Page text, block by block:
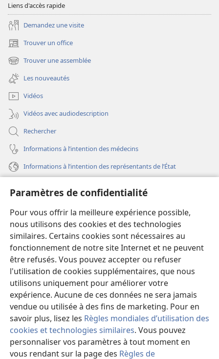
Paramètres de confidentialité
Pour vous offrir la meilleure expérience possible,
nous utilisons des cookies et des technologies
similaires. Certains cookies sont nécessaires au
fonctionnement de notre site Internet et ne peuvent
être refusés. Vous pouvez accepter ou refuser
l'utilisation de cookies supplémentaires, que nous
utilisons uniquement pour améliorer votre
expérience. Aucune de ces données ne sera jamais
vendue ou utilisée à des fins de marketing. Pour en
savoir plus, lisez les Règles mondiales d’utilisation des
cookies et technologies similaires. Vous pouvez
personnaliser vos paramètres à tout moment en
vous rendant sur la page des Règles de
corruption ?
corruption ?
Liens d'accès rapide
Demandez une visite
Trouver un office
(ouvre
une
nouvelle
fenêtre)
Trouver une assemblée
(ouvre
une
nouvelle
fenêtre)
Les nouveautés
Vidéos
Vidéos avec audiodescription
Rechercher
Informations à l’intention des médecins
Informations à l’intention des représentants de l’État
(ouvre
une
nouvelle
fenêtre)
Bibliothèque en ligne
(ouvre
une
nouvelle
fenêtre)
JW Hub®
(ouvre
une
nouvelle
fenêtre)
JW Library
Watchtower Library
Copyright© 2026 Watch Tower Bible and Tract Society of Pennsylvania.